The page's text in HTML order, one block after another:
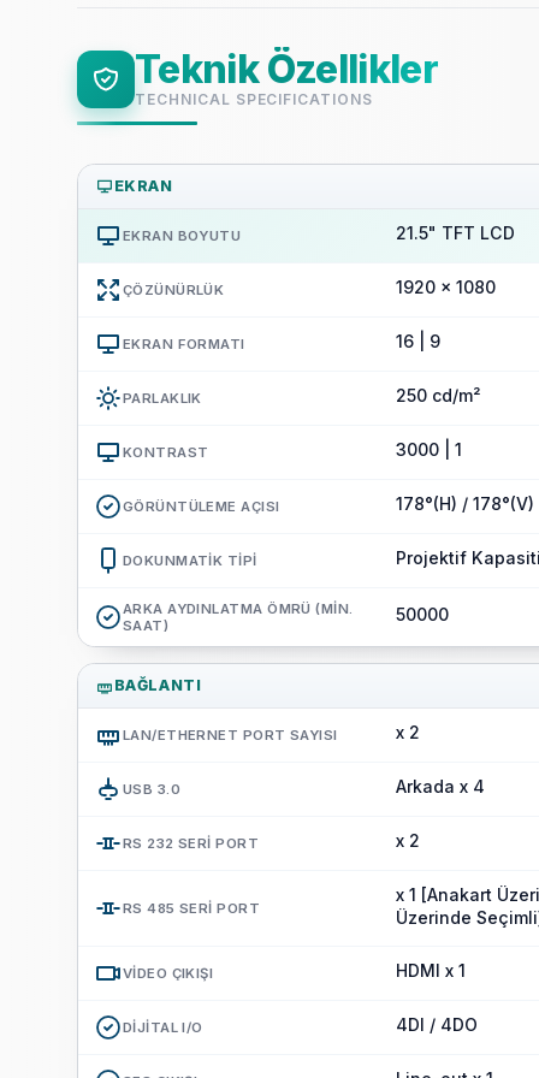
Teknik Özellikler
TECHNICAL SPECIFICATIONS
EKRAN
EKRAN BOYUTU 21.5" TFT LCD
ÇÖZÜNÜRLÜK 1920 x 1080
EKRAN FORMATI 16 | 9
PARLAKLIK 250 cd/m²
KONTRAST 3000 | 1
GÖRÜNTÜLEME AÇISI 178°(H) / 178°(V)
DOKUNMATIK TIPI Projektif
ARKA AYDINLATMA ÖMRÜ (MIN.
SAAT)
50000
BAĞLANTI
LAN/ETHERNET PORT SAYISI x 2
USB 3.0 Arkada x 4
RS 232 SERI PORT x 2
RS 485 SERI PORT
x 1 [Anakart
Üzerinde
VIDEO ÇIKIŞI HDMI x 1
DIJITAL I/O 4DI / 4DO